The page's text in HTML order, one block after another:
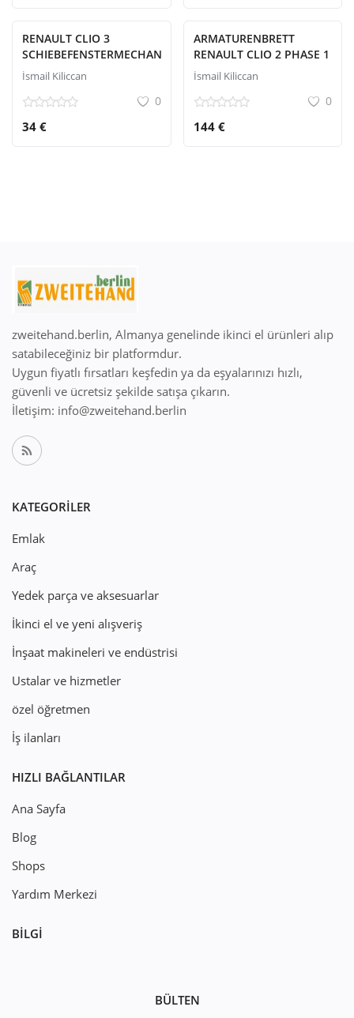
RENAULT CLIO 3
SCHIEBEFENSTERMECHANISMUS
İsmail Kiliccan
0
34 €
ARMATURENBRETT
RENAULT CLIO 2 PHASE 1
İsmail Kiliccan
0
144 €
zweitehand.berlin, Almanya genelinde ikinci el ürünleri alıp
satabileceğiniz bir platformdur.
Uygun fiyatlı fırsatları keşfedin ya da eşyalarınızı hızlı,
güvenli ve ücretsiz şekilde satışa çıkarın.
İletişim: info@zweitehand.berlin
KATEGORILER
Emlak
Araç
Yedek parça ve aksesuarlar
İkinci el ve yeni alışveriş
İnşaat makineleri ve endüstrisi
Ustalar ve hizmetler
özel öğretmen
İş ilanları
HIZLI BAĞLANTILAR
Ana Sayfa
Blog
Shops
Yardım Merkezi
BILGI
BÜLTEN